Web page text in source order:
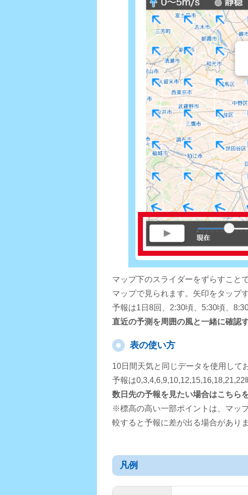
マップ下のスライダーをずらすこと
マップで見られます。矢印をタップ
予報は1日8回、2:30頃、5:30頃、
直近の予測を周囲の風と一緒に確認
表の使い方
10日間天気と同じデータを使用して
予報は0,3,4,6,9,10,12,15,16,18,21,22
数日先の予報を見たい場合はこちら
※標高の高い一部ポイントは、マッ
較すると予報に差が出る場合がありま
凡例